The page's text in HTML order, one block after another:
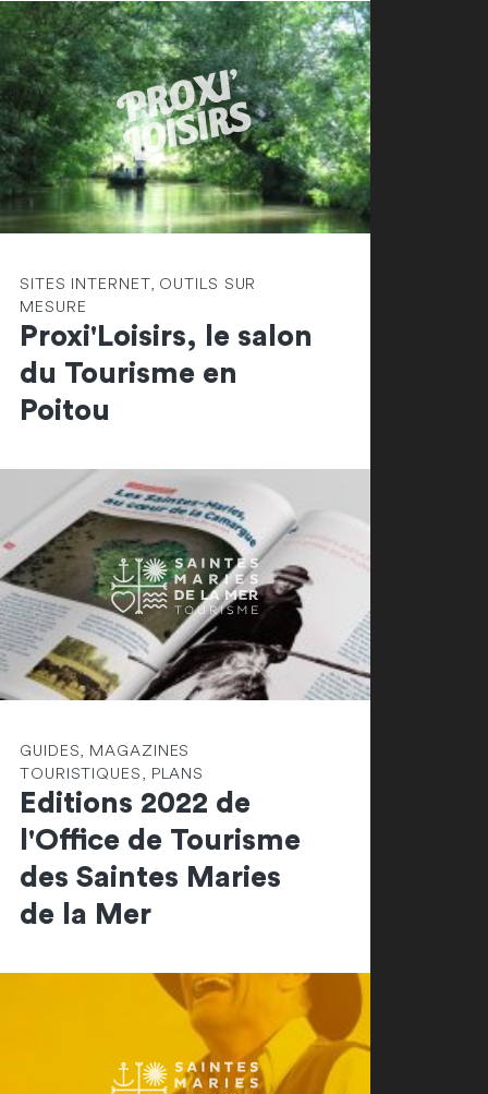
SITES INTERNET, OUTILS SUR
MESURE
Proxi'Loisirs, le salon
du Tourisme en
Poitou
GUIDES, MAGAZINES
TOURISTIQUES, PLANS
Editions 2022 de
l'Office de Tourisme
des Saintes Maries
de la Mer